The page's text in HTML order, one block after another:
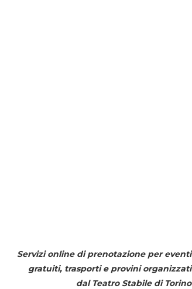
Servizi online di prenotazione per eventi
gratuiti, trasporti e provini organizzati
dal Teatro Stabile di Torino